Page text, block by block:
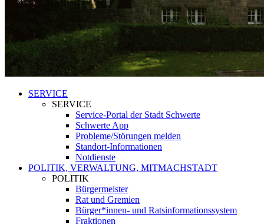
SERVICE
SERVICE
Service-Portal der Stadt Schwerte
Schwerte App
Probleme/Störungen melden
Standort-Informationen
Notdienste
POLITIK, VERWALTUNG, MITMACHSTADT
POLITIK
Bürgermeister
Rat und Gremien
Bürger*innen- und Ratsinformationssystem
Fraktionen